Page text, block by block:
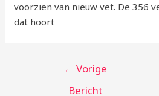
voorzien van nieuw vet. De 356
dat hoort
← Vorige
Bericht